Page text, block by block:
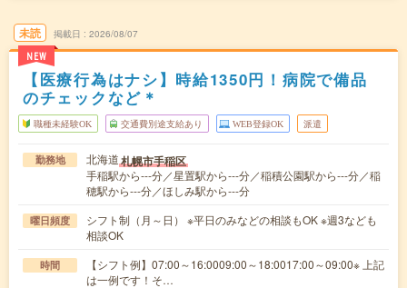
未読
NEW
掲載日 2026/08/07
【医療行為はナシ】時給1350円！病院で備品
のチェックなど＊
職種未経験OK 交通費別途支給あり WEB登録OK 派遣
勤務地 北海道札幌市手稲区
手稲駅から---分／星置駅から---分／稲積公園駅から---分／稲
穂駅から---分／ほしみ駅から---分
曜日頻度
シフト制（月～日） ※平日のみなどの相談もOK ※週3なども
相談OK
時間
【シフト例】07:00～16:0009:00～18:0017:00～09:00※ 上記
は一例です！そ…